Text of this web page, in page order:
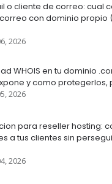
o cliente de correo: cual
con dominio propio
2026
WHOIS en tu dominio
y como protegerlos,
2026
para reseller hosting:
a tus clientes sin
2026